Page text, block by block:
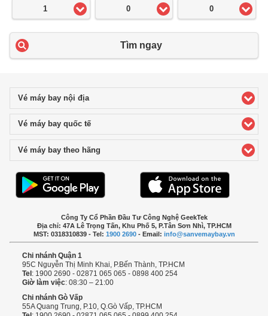
1 0 0
Tìm ngay
Vé máy bay nội địaclick to expand contents
Vé máy bay quốc tếclick to expand contents
Vé máy bay theo hãng
Công Ty Cổ Phần Đầu Tư Công Nghệ GeekTek
Địa chỉ: 47A Lê Trọng Tấn, Khu Phố 5, P.Tân Sơn Nhì, TP.HCM
MST: 0318310839 - Tel: 1900 2690- Email: info@sanvemaybay.vn
Chi nhánh Quận 1
95C Nguyễn Thị Minh Khai, P.Bến Thành, TP.HCM
Tel : 1900 2690 - 02871 065 065 - 0898 400 254
Giờ làm việc: 08:30 – 21:00
Chi nhánh Gò Vấp
55A Quang Trung, P.10, Q.Gò Vấp, TP.HCM